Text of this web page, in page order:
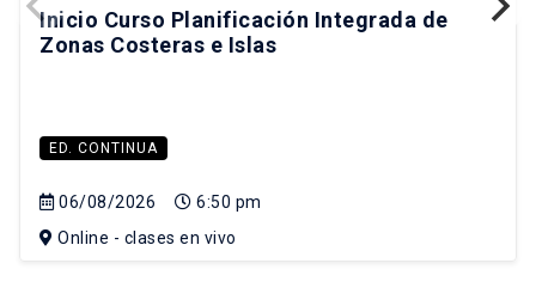
Inicio Curso Planificación Integrada de
Zonas Costeras e Islas
ED. CONTINUA
06/08/2026
6:50 pm
Online - clases en vivo